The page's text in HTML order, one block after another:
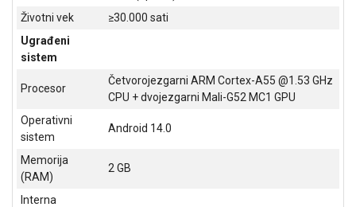
ZA
ŠKOLSKI
FITNES
ALAT I
BAŠTA
Životni vek
≥30.000 sati
Ugrađeni
sistem
Procesor
Četvorojezgarni ARM Cortex-A55 @1.53 GHz
CPU + dvojezgarni Mali-G52 MC1 GPU
Operativni
sistem
Android 14.0
Memorija
(RAM)
2 GB
Interna